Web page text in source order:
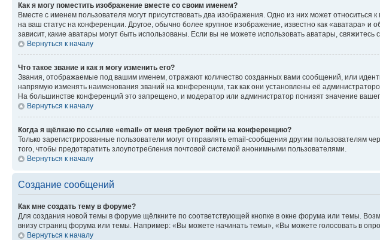
Как я могу поместить изображение вместе со своим именем?
Вместе с именем пользователя могут присутствовать два изображения. Одно из них может
на ваш статус на конференции. Другое, обычно более крупное изображение, известно как «аватара» и
зависит, какие аватары могут быть использованы. Если вы не можете использовать аватары,
Вернуться к началу
Что такое звание и как я могу изменить его?
Звания, отображаемые под вашим именем, отражают количество созданных вами сообщений, или
напрямую изменять наименования званий на конференции, так как они установлены её
На большинстве конференций это запрещено, и модератор или администратор понизят значение
Вернуться к началу
Когда я щёлкаю по ссылке «email» от меня требуют войти на конференцию?
Только зарегистрированные пользователи могут отправлять email-сообщения другим пользователям
того, чтобы предотвратить злоупотребления почтовой системой анонимными пользователями.
Вернуться к началу
Создание сообщений
Как мне создать тему в форуме?
Для создания новой темы в форуме щёлкните по соответствующей кнопке в окне форума или темы.
внизу страниц форума или темы. Например: «Вы можете начинать темы», «Вы можете голосовать в
Вернуться к началу